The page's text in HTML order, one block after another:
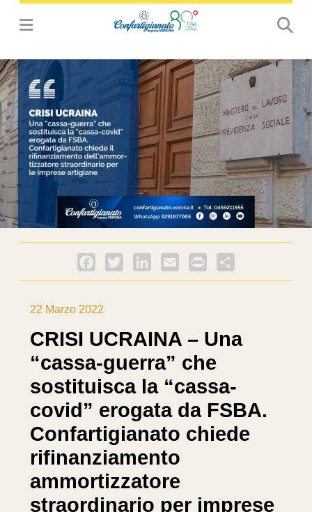
Facebook
Twitter LinkedInEmail PrintFriendly
22 Marzo 2022
CRISI UCRAINA – Una
“cassa-guerra” che
sostituisca la “cassa-
covid” erogata da FSBA.
Confartigianato chiede
rifinanziamento
ammortizzatore
straordinario per imprese